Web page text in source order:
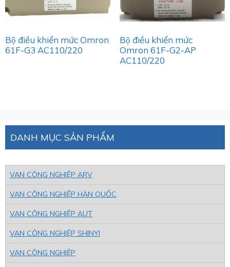
Bộ điều khiển mức Omron
61F-G3 AC110/220
Bộ điều khiển mức
Omron 61F-G2-AP
AC110/220
DANH MỤC SẢN PHẨM
VAN CÔNG NGHIỆP ARV
VAN CÔNG NGHIỆP HÀN QUỐC
VAN CÔNG NGHIỆP AUT
VAN CÔNG NGHIỆP SHINYI
VAN CÔNG NGHIỆP